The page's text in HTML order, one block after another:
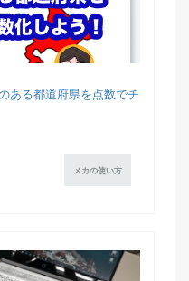
ある都道府県を点数でチ
メカの使い方